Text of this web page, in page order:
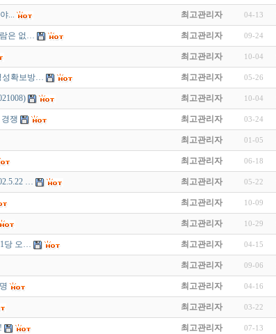
... 최고관리자 04-13
은 없… 최고관리자 09-24
최고관리자 10-04
성확보방… 최고관리자 05-26
최고관리자 10-04
쟁 최고관리자 03-24
최고관리자 01-05
최고관리자 06-18
… 최고관리자 05-22
최고관리자 10-09
최고관리자 10-29
1당 오… 최고관리자 04-15
최고관리자 09-06
최고관리자 04-16
최고관리자 03-22
최고관리자 07-13